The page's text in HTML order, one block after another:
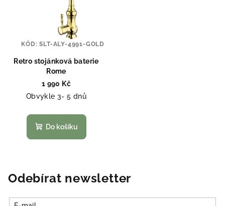
Retro stojánková baterie
Rome
1 990 Kč
Obvykle 3- 5 dnů
Do košíku
KÓD:SLT-ALY-4991-GOLD
Odebírat newsletter